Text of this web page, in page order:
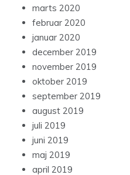
marts 2020
februar 2020
januar 2020
december 2019
november 2019
oktober 2019
september 2019
august 2019
juli 2019
juni 2019
maj 2019
april 2019